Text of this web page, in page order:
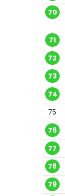
70
71
72
73
74
75.
76
77
78
79